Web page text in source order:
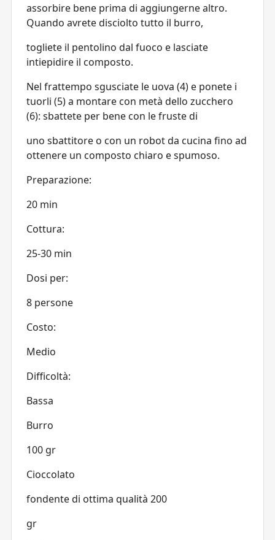
assorbire bene prima di aggiungerne altro.
Quando avrete disciolto tutto il burro,
togliete il pentolino dal fuoco e lasciate
intiepidire il composto.
Nel frattempo sgusciate le uova (4) e ponete i
tuorli (5) a montare con metà dello zucchero
(6): sbattete per bene con le fruste di
uno sbattitore o con un robot da cucina fino ad
ottenere un composto chiaro e spumoso.
Preparazione:
20 min
Cottura:
25-30 min
Dosi per:
8 persone
Costo:
Medio
Difficoltà:
Bassa
Burro
100 gr
Cioccolato
fondente di ottima qualità 200
gr